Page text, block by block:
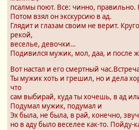
псалмы поют. Всe: чинно,
Потом взял он экскурсию в ад.
Глядит и глазам своим не верит.
рекой,
веселье, девочки…
Подивился мужик, мол, даа, и после
Вот настал и его смертный
Ты мужик хоть и грешил, но и дела
что
сам выбирай, куда ты хочешь, в ад
Подумал мужик, подумал и
Эх была, не была, в рай, конечно,
но в аду было веселее как-то. Пойду-